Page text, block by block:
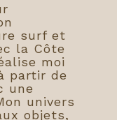
surf et
la Côte
moi
partir de
une
univers
objets,